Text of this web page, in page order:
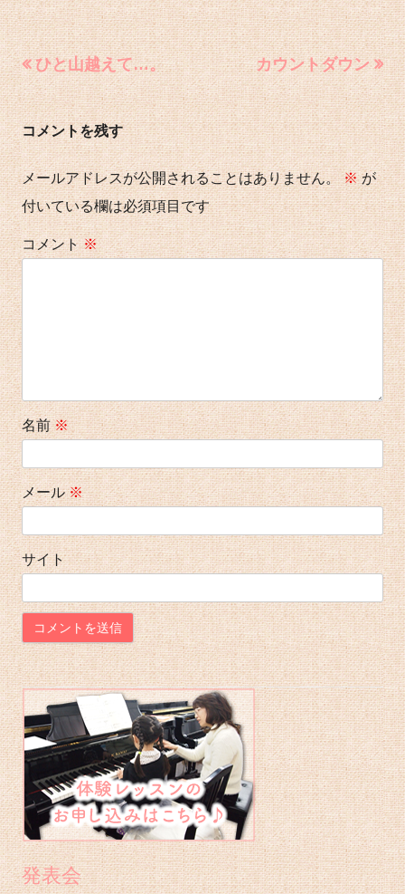
開
日
テ
ゴ
リ
ー
投
稿
ナ
ビ
ゲ
ー
シ
ョ
前
の
記
事:
ひと山越えて…。
次
の
記
事:
カウントダウン
コメントを残す
メールアドレスが公開されることはありません。 ※が
付いている欄は必須項目です
コメント※
名前※
メール※
サイト
メ
イ
ン
サ
イ
ド
バ
発表会